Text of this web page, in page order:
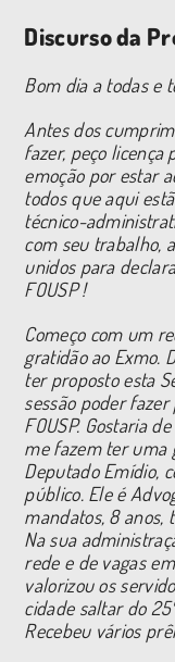
Discurso da
Bom dia a todas e
Antes dos
fazer, peço licença
emoção por estar
todos que aqui
técnico-
com seu trabalho,
unidos para
FOUSP !
Começo com um
gratidão ao Exmo.
ter proposto esta
sessão poder
FOUSP. Gostaria
me fazem ter uma
Deputado Emídio,
público. Ele é
mandatos, 8 anos,
Na sua
rede e de vagas
valorizou os
cidade saltar do
Recebeu vários